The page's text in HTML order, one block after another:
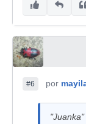
#6 por